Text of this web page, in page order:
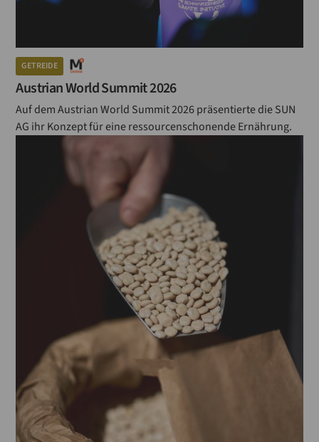
GETREIDE
Austrian World Summit 2026
Auf dem Austrian World Summit 2026 präsentierte die SUN
AG ihr Konzept für eine ressourcenschonende Ernährung.